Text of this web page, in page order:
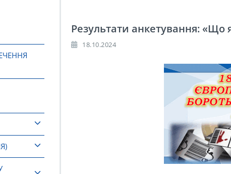
Результати анкетування:
18.10.2024